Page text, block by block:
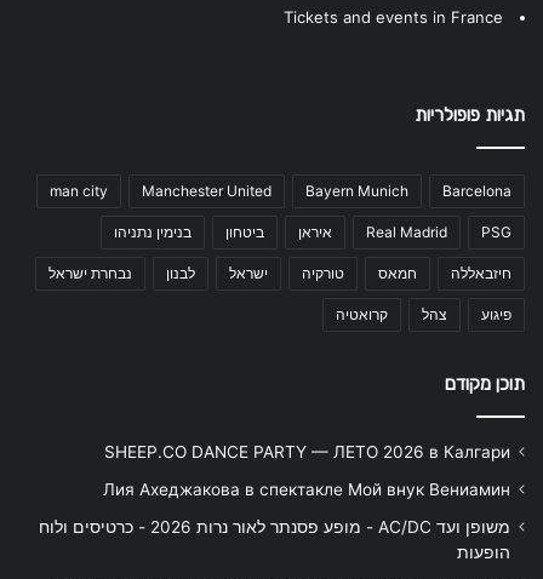
Tickets and events in France
תגיות פופולריות
Barcelona
Bayern Munich
Manchester United
man city
PSG
Real Madrid איראן ביטחון בנימין נתניהו
חיזבאללה חמאס טורקיה ישראל לבנון נבחרת ישראל
פיגוע צהל קרואטיה
תוכן מקודם
SHEEP.CO DANCE PARTY — ЛЕТО 2026 в Калгари
Лия Ахеджакова в спектакле Мой внук Вениамин
משופן ועד AC/DC - מופע פסנתר לאור נרות 2026 - כרטיסים ולוח
הופעות